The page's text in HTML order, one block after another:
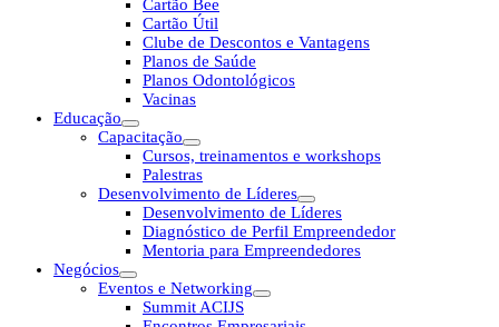
Cartão Bee
Cartão Útil
Clube de Descontos e Vantagens
Planos de Saúde
Planos Odontológicos
Vacinas
Educação
Capacitação
Cursos, treinamentos e workshops
Palestras
Desenvolvimento de Líderes
Desenvolvimento de Líderes
Diagnóstico de Perfil Empreendedor
Mentoria para Empreendedores
Negócios
Eventos e Networking
Summit ACIJS